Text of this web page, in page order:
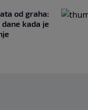
od graha:
kada je